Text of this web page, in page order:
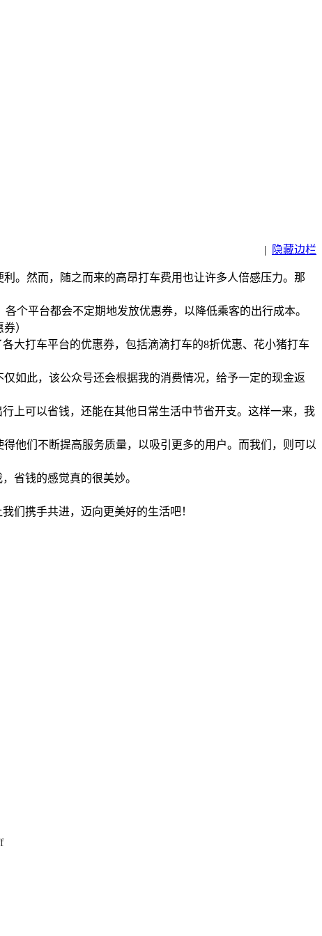
| 隐藏边栏
。然而，随之而来的高昂打车费用也让许多人倍感压力。那
个平台都会不定期地发放优惠券，以降低乘客的出行成本。
大打车平台的优惠券，包括滴滴打车的8折优惠、花小猪打车
如此，该公众号还会根据我的消费情况，给予一定的现金返
上可以省钱，还能在其他日常生活中节省开支。这样一来，我
他们不断提高服务质量，以吸引更多的用户。而我们，则可以
省钱的感觉真的很美妙。
们携手共进，迈向更美好的生活吧！
f